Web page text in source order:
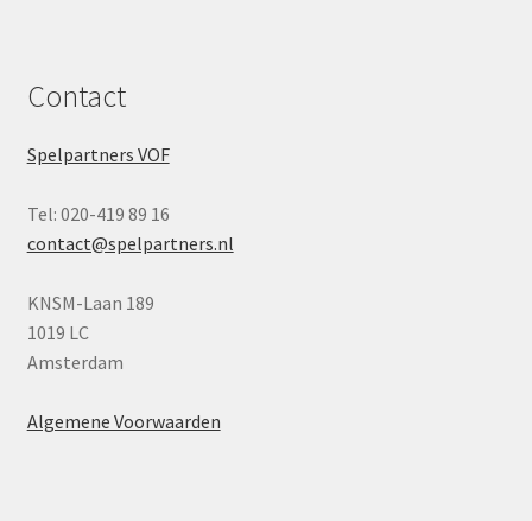
Contact
Spelpartners VOF
Tel: 020-419 89 16
contact@spelpartners.nl
KNSM-Laan 189
1019 LC
Amsterdam
Algemene Voorwaarden